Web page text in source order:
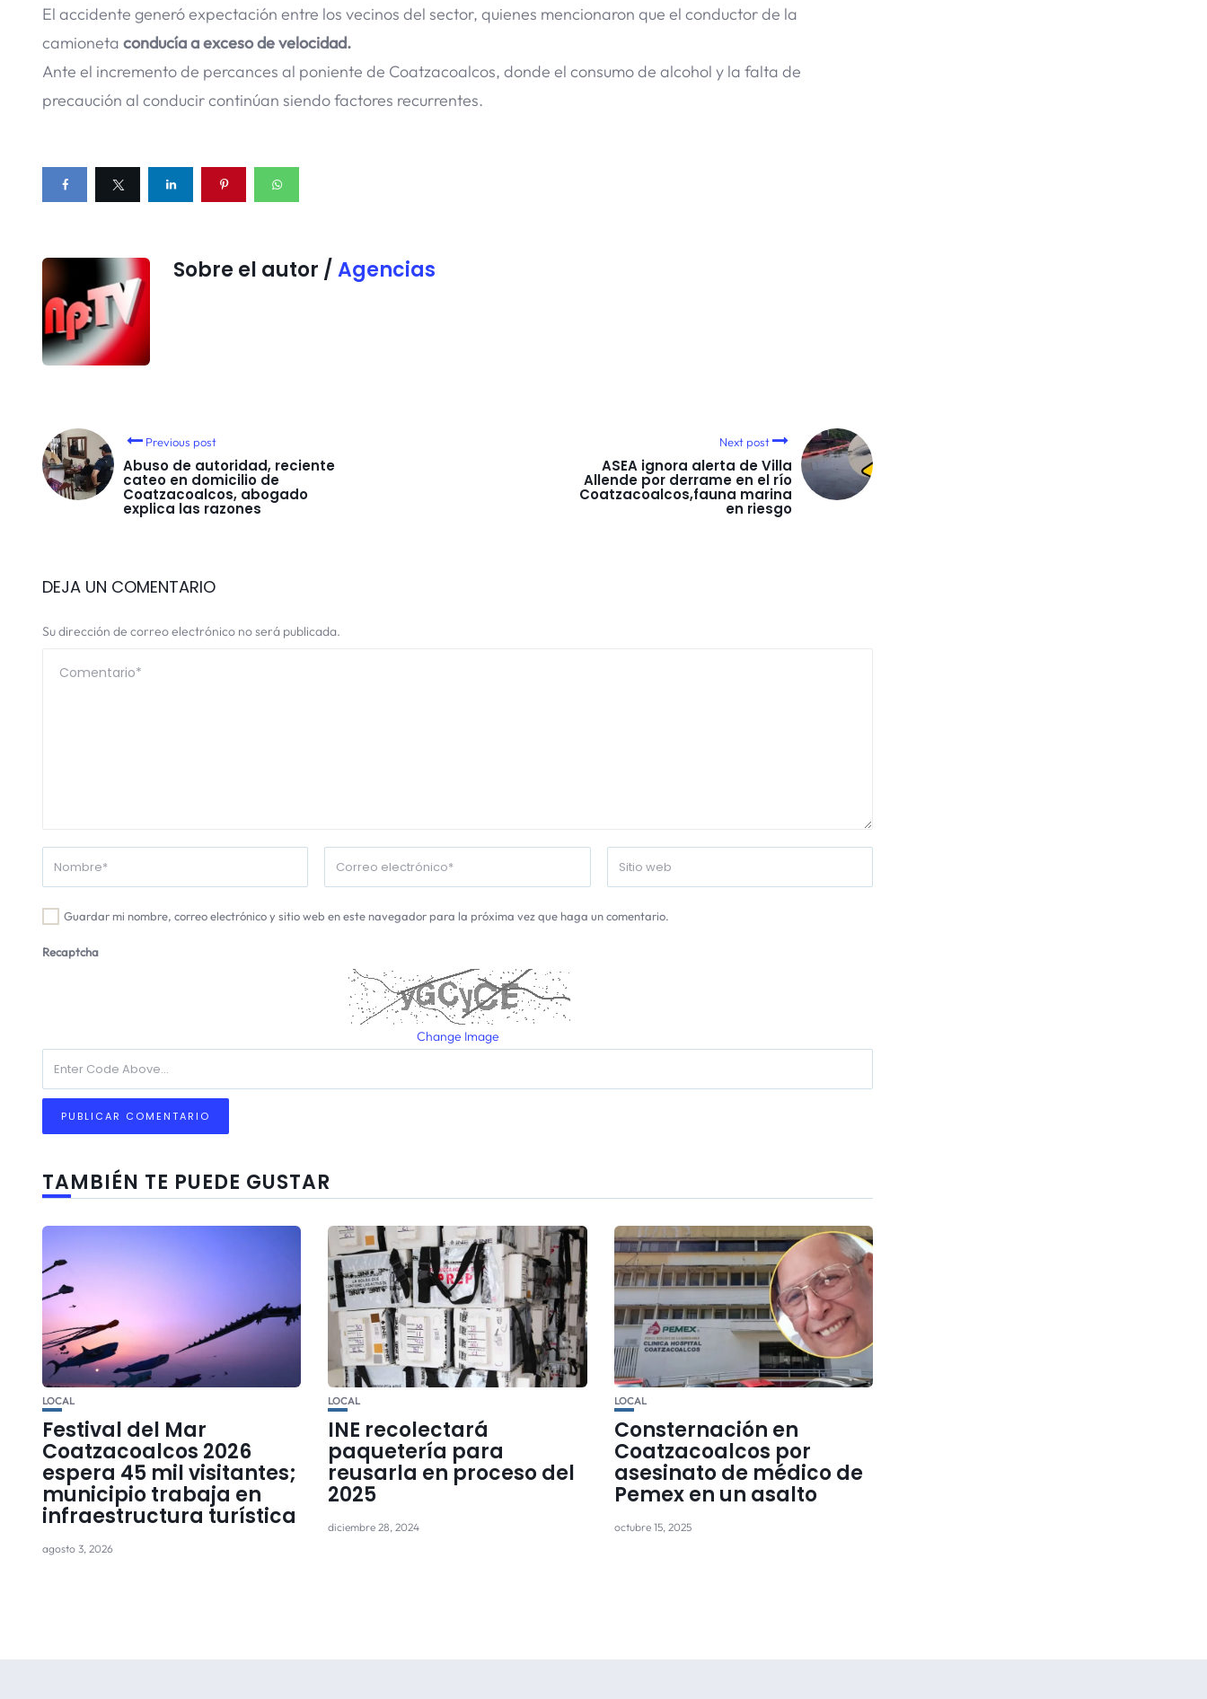
El accidente generó expectación entre los vecinos del sector, quienes mencionaron que el conductor de la
camioneta conducía a exceso de velocidad.
Ante el incremento de percances al poniente de Coatzacoalcos, donde el consumo de alcohol y la falta de
precaución al conducir continúan siendo factores recurrentes.
Sobre el autor / Agencias
Previous post
Abuso de autoridad, reciente
cateo en domicilio de
Coatzacoalcos, abogado
explica las razones
Next post
ASEA ignora alerta de Villa
Allende por derrame en el río
Coatzacoalcos,fauna marina
en riesgo
DEJA UN COMENTARIO
Su dirección de correo electrónico no será publicada.
Guardar mi nombre, correo electrónico y sitio web en este navegador para la próxima vez que haga un comentario.
Recaptcha
Change Image
TAMBIÉN TE PUEDE GUSTAR
LOCAL
Festival del Mar
Coatzacoalcos 2026
espera 45 mil visitantes;
municipio trabaja en
infraestructura turística
agosto 3, 2026
LOCAL
INE recolectará
paquetería para
reusarla en proceso del
2025
diciembre 28, 2024
LOCAL
Consternación en
Coatzacoalcos por
asesinato de médico de
Pemex en un asalto
octubre 15, 2025